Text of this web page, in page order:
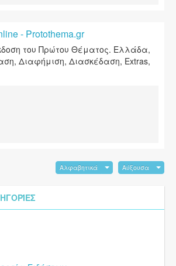
- Protothema.gr
του Πρώτου Θέματος. Ελλάδα,
Διαφήμιση, Διασκέδαση, Extras,
Αλφαβητικά Αύξουσα